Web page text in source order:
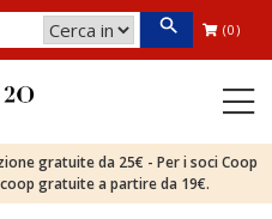
(0)
gratuite da 25€ - Per i soci Coop
gratuite a partire da 19€.